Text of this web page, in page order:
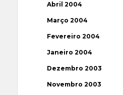
Abril 2004
Março 2004
Fevereiro 2004
Janeiro 2004
Dezembro 2003
Novembro 2003